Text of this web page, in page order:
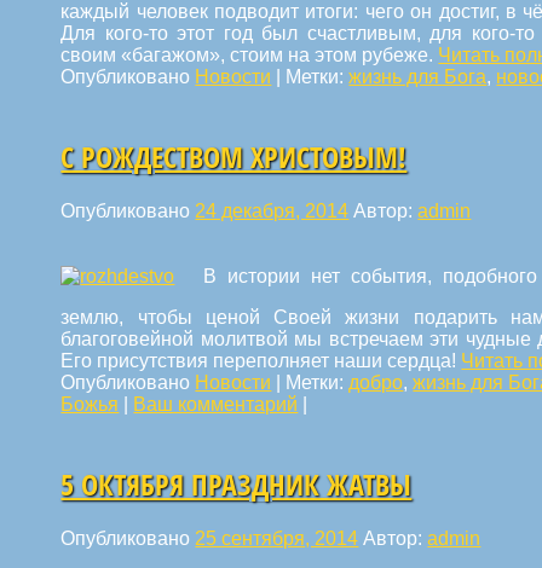
каждый человек подводит итоги: чего он достиг, в
Для кого-то этот год был счастливым, для кого-
своим «багажом», стоим на этом рубеже. Читать
Опубликовано Новости Метки:жизнь для Бога,
С РОЖДЕСТВОМ ХРИСТОВЫМ!
Опубликовано 24 декабря, 2014 Автор:admin
В истории нет события,
землю, чтобы ценой Своей жизни подарить
благоговейной молитвой мы встречаем эти
Его присутствия переполняет наши сердца! Читать
Опубликовано Новости Метки: добро,жизнь для
Божья
Ваш комментарий
5 ОКТЯБРЯ ПРАЗДНИК ЖАТВЫ
Опубликовано 25 сентября, 2014 Автор:admin